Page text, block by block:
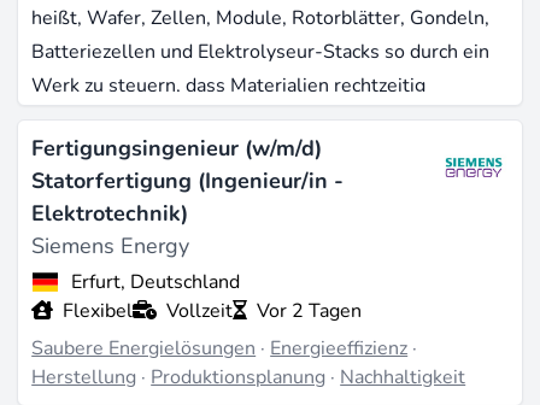
heißt, Wafer, Zellen, Module, Rotorblätter, Gondeln,
Batteriezellen und Elektrolyseur-Stacks so durch ein
Werk zu steuern, dass Materialien rechtzeitig
ankommen, Linien ausgelastet bleiben und
Lieferzusagen gegen enge Inbetriebnahme-Termine
halten. Der Sektor trägt heute ganze Gigafabriken:
Allein in den USA sprang die Modul-
Assemblierungskapazität von 8 GW vor dem Inflation
Reduction Act auf über 56 GW Mitte 2025, ein Plus
von 700 %, das 98 neue Produktionsanlagen für
saubere Energie ans Netz gebracht hat und weitere 51
im Bau.
Fertigungsingenieur (w/m/d)
Statorfertigung (Ingenieur/in -
Elektrotechnik)
Siemens Energy
Erfurt, Deutschland
Flexibel
Vollzeit
Vor 2 Tagen
Saubere Energielösungen · Energieeffizienz ·
Herstellung · Produktionsplanung · Nachhaltigkeit